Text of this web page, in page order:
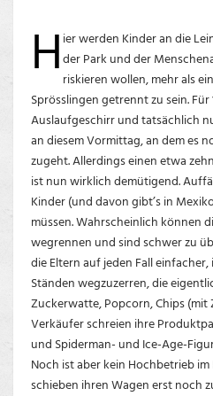
H ier werden Kinder an die
der Park und der
riskieren wollen, mehr als
Sprösslingen getrennt zu sein. Für
Auslaufgeschirr und tatsächlich
an diesem Vormittag, an dem es
zugeht. Allerdings einen etwa
ist nun wirklich demütigend.
Kinder (und davon gibt’s in
müssen. Wahrscheinlich können
wegrennen und sind schwer zu
die Eltern auf jeden Fall
Ständen wegzuzerren, die
Zuckerwatte, Popcorn, Chips (mit
Verkäufer schreien ihre
und Spiderman- und Ice-Age-
Noch ist aber kein Hochbetrieb
schieben ihren Wagen erst noch